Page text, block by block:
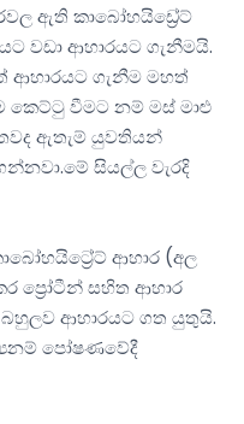
ඇති කාබෝහයිඩ්‍රේට්
වඩා ආහාරයට ගැනීමයි.
ආහාරයට ගැනීම මහත්
වීමට නම් මස් මාළු
ඇතැම් යුවතියන්
සියල්ල වැරදි
ආහාර (අල
ප්‍රෝටීන් සහිත ආහාර
ආහාරයට ගත යුතුයි.
පෝෂණවේදී